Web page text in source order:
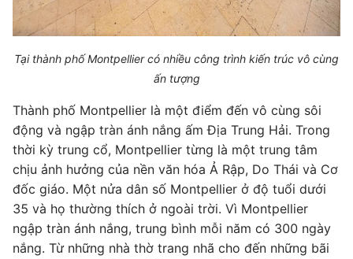
Tại thành phố Montpellier có nhiều công trình kiến trúc vô cùng
ấn tượng
Thành phố Montpellier là một điểm đến vô cùng sôi
động và ngập tràn ánh nắng ấm Địa Trung Hải. Trong
thời kỳ trung cổ, Montpellier từng là một trung tâm
chịu ảnh hưởng của nền văn hóa Ả Rập, Do Thái và Cơ
đốc giáo. Một nửa dân số Montpellier ở độ tuổi dưới
35 và họ thường thích ở ngoài trời. Vì Montpellier
ngập tràn ánh nắng, trung bình mỗi năm có 300 ngày
nắng. Từ những nhà thờ trang nhã cho đến những bãi